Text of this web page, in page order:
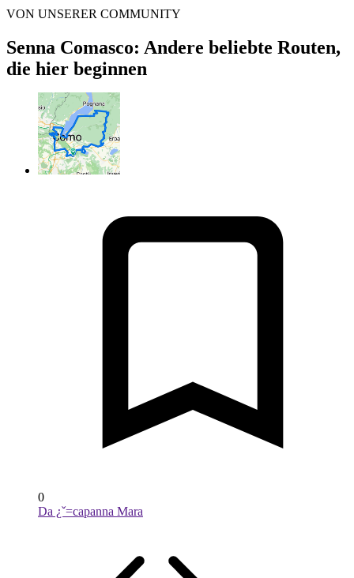
VON UNSERER COMMUNITY
Senna Comasco: Andere beliebte Routen,
die hier beginnen
0
Da ¿ˇ=capanna Mara